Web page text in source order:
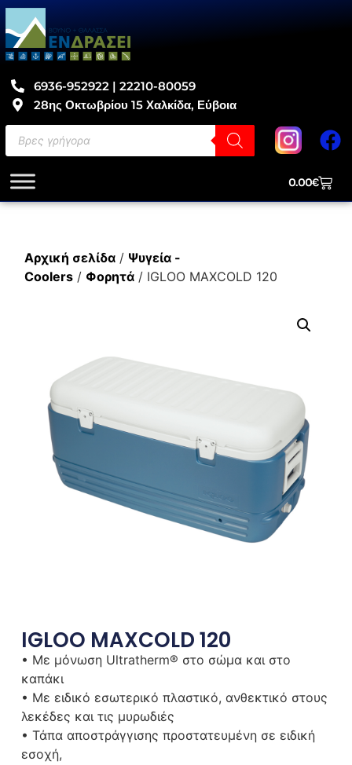
6936-952922 | 22210-80059
28ης Οκτωβρίου 15 Χαλκίδα, Εύβοια
0.00€
Αρχική σελίδα/ Ψυγεία -
Coolers/ Φορητά/ IGLOO MAXCOLD 120
IGLOO MAXCOLD 120
• Με μόνωση Ultratherm® στο σώμα και στο
καπάκι
• Με ειδικό εσωτερικό πλαστικό, ανθεκτικό στους
λεκέδες και τις μυρωδιές
• Τάπα αποστράγγισης προστατευμένη σε ειδική
εσοχή,